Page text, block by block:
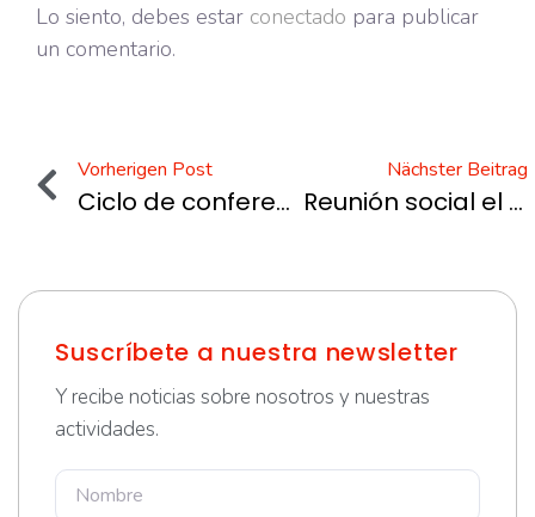
Lo siento, debes estar conectado para publicar
un comentario.
Vorherigen Post
Ciclo de conferencias “Finanzas e Inversión” en 2023
Nächster Beitrag
Reunión social el 25/01/24
Suscríbete a nuestra newsletter
Y recibe noticias sobre nosotros y nuestras
actividades.